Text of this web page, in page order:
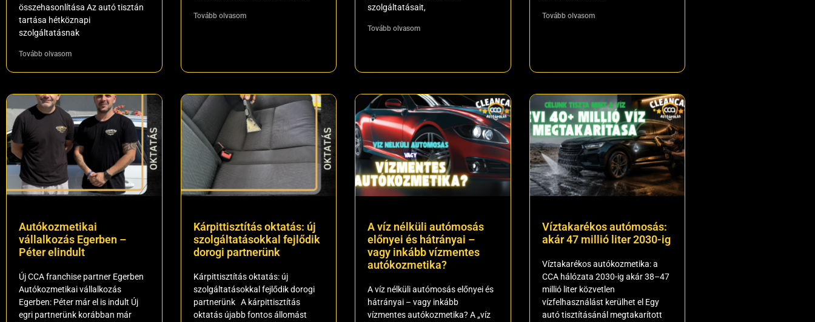
összehasonlítása Az autó tisztán
tartása hétköznapi
szolgáltatásnak
Tovább olvasom
Tovább olvasom
szolgáltatásait,
Tovább olvasom
Tovább olvasom
Autókozmetikai
vállalkozás Egerben –
Péter elindult
Új CCA franchise partner Egerben
Autókozmetikai vállalkozás
Egerben: Péter már el is indult Új
egri partnerünk korábban már
Kárpittisztítás oktatás: új
szolgáltatásokkal fejlődik
dorogi partnerünk
Kárpittisztítás oktatás: új
szolgáltatásokkal fejlődik dorogi
partnerünk A kárpittisztítás
oktatás újabb fontos állomást
A víz nélküli autómosás
előnyei és hátrányai –
vagy inkább vízmentes
autókozmetika?
A víz nélküli autómosás előnyei és
hátrányai – vagy inkább
vízmentes autókozmetika? A „víz
Víztakarékos autómosás:
akár 47 millió liter 2030-ig
Víztakarékos autókozmetika: a
CCA hálózata 2030-ig akár 38–47
millió liter közvetlen
vízfelhasználást kerülhet el Egy
autó tisztításánál megtakarított